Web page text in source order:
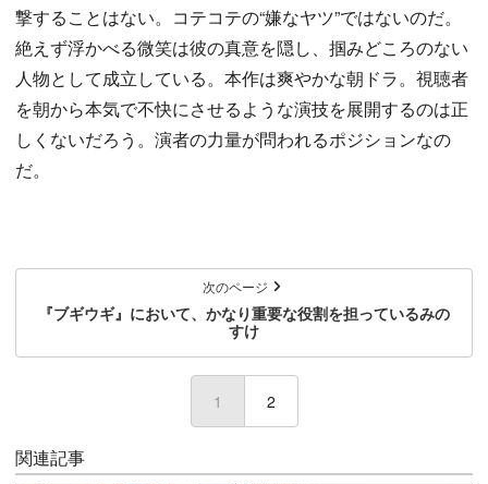
撃することはない。コテコテの“嫌なヤツ”ではないのだ。
絶えず浮かべる微笑は彼の真意を隠し、掴みどころのない
人物として成立している。本作は爽やかな朝ドラ。視聴者
を朝から本気で不快にさせるような演技を展開するのは正
しくないだろう。演者の力量が問われるポジションなの
だ。
次のページ
『ブギウギ』において、かなり重要な役割を担っているみの
すけ
1 (current)
2
関連記事